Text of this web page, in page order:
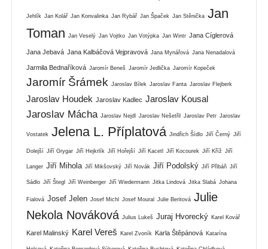
Jehlík Jan Kolář Jan Konvalinka Jan Rybář Jan Špaček Jan Stěnička Jan
Toman
Jan Veselý Jan Vojtko Jan Votýpka Jan Wintr Jana Cíglerová
Jana Jebavá Jana Kalbáčová Vejpravová Jana Mynářová Jana Nenadalová
Jarmila Bednaříková Jaromír Beneš Jaromír Jedlička Jaromír Kopeček
Jaromír Šrámek Jaroslav Bílek Jaroslav Fanta Jaroslav Flejberk
Jaroslav Houdek Jaroslav Kadlec Jaroslav Kousal
Jaroslav Mácha Jaroslav Nejdl Jaroslav Nešetřil Jaroslav Petr Jaroslav
Vostatek Jelena L. Příplatová Jindřich Šídlo Jiří Černý Jiří
Dolejší Jiří Grygar Jiří Hejkrlík Jiří Hořejší Jiří Kacetl Jiří Kocourek Jiří Kříž Jiří
Langer Jiří Mihola Jiří Mikšovský Jiří Novák Jiří Podolský Jiří Přibáň Jiří
Sádlo Jiří Štegl Jiří Weinberger Jiří Wiedermann Jitka Lindová Jitka Slabá Johana
Fialová Josef Jelen Josef Michl Josef Moural Julie Beritová Julie
Nekola Nováková Julius Lukeš Juraj Hvorecký Karel Kovář
Karel Malinský Karel Vereš Karel Zvoník Karla Štěpánová Katarína